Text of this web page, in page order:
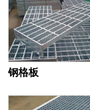
钢格板